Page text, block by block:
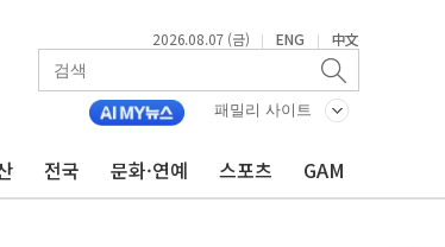
2026.08.07 (금) | ENG | 中文
패밀리 사이트
전국 문화·연예 스포츠 GAM
'…최대 91% 할인
전'